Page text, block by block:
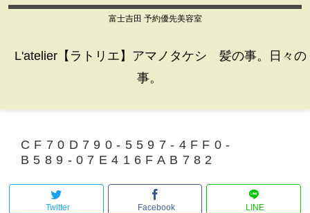
富士吉田 予約優先美容室
L'atelier【ラトリエ】アマノタケシ 髪の事。日々の
事。
CF70D790-5597-4FF0-
B589-07E416FAB782
Twitter Facebook LINE